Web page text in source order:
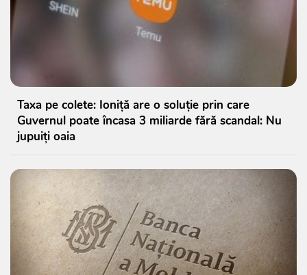
Taxa pe colete: Ioniță are o soluție prin care
Guvernul poate încasa 3 miliarde fără scandal: Nu
jupuiți oaia